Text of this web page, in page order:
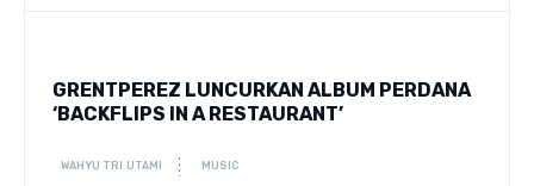
GRENTPEREZ LUNCURKAN ALBUM PERDANA
‘BACKFLIPS IN A RESTAURANT’
WAHYU TRI UTAMI MUSIC